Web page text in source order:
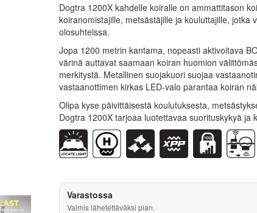
Dogtra 1200X kahdelle koiralle on ammattitason
koiranomistajille, metsästäjille ja kouluttajille, jotka
olosuhteissa.
Jopa 1200 metrin kantama, nopeasti aktivoitava
värinä auttavat saamaan koiran huomion
merkitystä. Metallinen suojakuori suojaa
vastaanottimen kirkas LED-valo parantaa koiran
Olipa kyse päivittäisestä koulutuksesta,
Dogtra 1200X tarjoaa luotettavaa suorituskykyä ja
Varastossa
Valmis lähetettäväksi pian.